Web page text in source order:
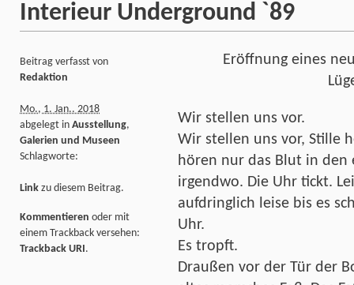
Interieur Underground `89
Eröffnung eines
Wir stellen uns vor.
Wir stellen uns vor, Stille
hören nur das Blut in den
irgendwo. Die Uhr tickt.
aufdringlich leise bis es
Uhr.
Es tropft.
Draußen vor der Tür der
Beitrag verfasst von
Redaktion
Mo., 1. Jan.. 2018
abgelegt in Ausstellung,
Galerien und Museen
Schlagworte:
Link zu diesem Beitrag.
Kommentieren oder mit
einem Trackback versehen:
Trackback URI.